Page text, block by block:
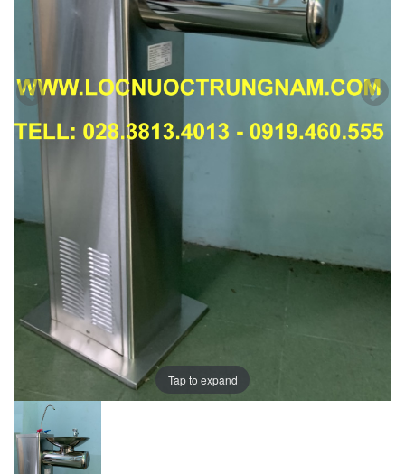
Tap to expand